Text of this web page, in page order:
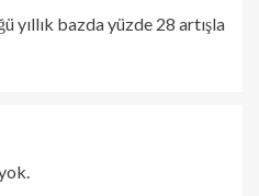
yıllık bazda yüzde 28 artışla